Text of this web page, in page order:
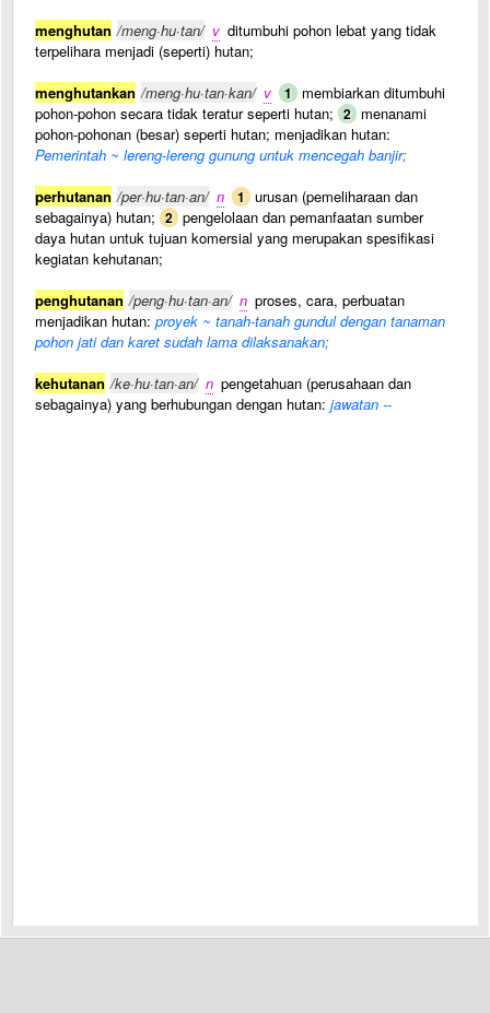
menghutan /meng·hu·tan/ v ditumbuhi pohon lebat yang tidak
terpelihara menjadi (seperti) hutan;
menghutankan /meng·hu·tan·kan/ v 1
membiarkan ditumbuhi
pohon-pohon secara tidak teratur seperti hutan; 2 menanami
pohon-pohonan (besar) seperti hutan; menjadikan hutan:
Pemerintah ~ lereng-lereng gunung untuk mencegah banjir;
perhutanan /per·hu·tan·an/ n 1 urusan (pemeliharaan dan
sebagainya) hutan; 2 pengelolaan dan pemanfaatan sumber
daya hutan untuk tujuan komersial yang merupakan spesifikasi
kegiatan kehutanan;
penghutanan /peng·hu·tan·an/ n proses, cara, perbuatan
menjadikan hutan: proyek ~ tanah-tanah gundul dengan tanaman
pohon jati dan karet sudah lama dilaksanakan;
kehutanan /ke·hu·tan·an/ n pengetahuan (perusahaan dan
sebagainya) yang berhubungan dengan hutan: jawatan --